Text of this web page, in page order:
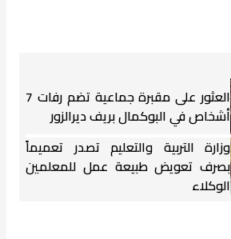
العثور على مقبرة جماعية تضم رفات 7
أشخاص في البوكمال بريف ديرالزور
وزارة التربية والتعليم تصدر تعميماً
بصرف تعويض طبيعة عمل للمعلمين
الوكلاء